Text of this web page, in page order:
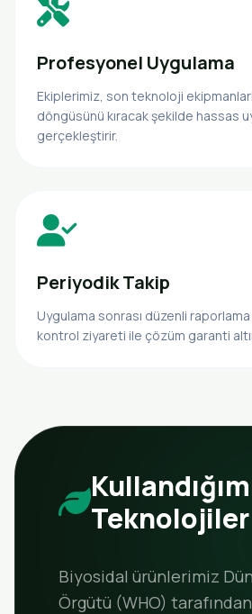
Profesyonel Uygulama
Ekiplerimiz, son teknoloji
döngüsünü kıracak şekilde hassas
gerçekleştirir.
Periyodik Takip
Uygulama sonrası düzenli
kontrol ziyareti ile çözüm garanti
Teknolojiler
Biyosidal ürünlerimiz
Örgütü (WHO) tarafından